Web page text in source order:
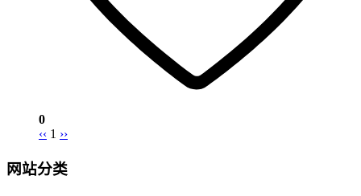
0
‹‹ 1 ››
网站分类